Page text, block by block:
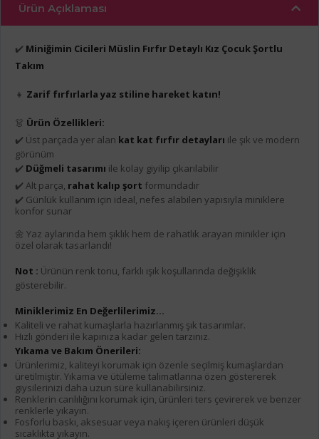
Ürün Açıklaması
✔️ Miniğimin Cicileri Müslin Fırfır Detaylı Kız Çocuk Şortlu
Takım
👧 Zarif fırfırlarla yaz stiline hareket katın!
👗 Ürün Özellikleri:
✔️ Üst parçada yer alan kat kat fırfır detayları ile şık ve modern
görünüm
✔️ Düğmeli tasarımı ile kolay giyilip çıkarılabilir
✔️ Alt parça, rahat kalıp şort formundadır
✔️ Günlük kullanım için ideal, nefes alabilen yapısıyla miniklere
konfor sunar
🌼 Yaz aylarında hem şıklık hem de rahatlık arayan minikler için
özel olarak tasarlandı!
Not : Ürünün renk tonu, farklı ışık koşullarında değişiklik
gösterebilir.
Miniklerimiz En Değerlilerimiz...
Kaliteli ve rahat kumaşlarla hazırlanmış şık tasarımlar.
Hızlı gönderi ile kapınıza kadar gelen tarzınız.
Yıkama ve Bakım Önerileri:
Ürünlerimiz, kaliteyi korumak için özenle seçilmiş kumaşlardan
üretilmiştir. Yıkama ve ütüleme talimatlarına özen göstererek
giysilerinizi daha uzun süre kullanabilirsiniz.
Renklerin canlılığını korumak için, ürünleri ters çevirerek ve benzer
renklerle yıkayın.
Fosforlu baskı, aksesuar veya nakış içeren ürünleri düşük
sıcaklıkta yıkayın.